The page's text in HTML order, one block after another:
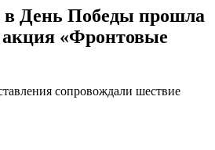
День Победы прошла
акция «Фронтовые
сопровождали шествие